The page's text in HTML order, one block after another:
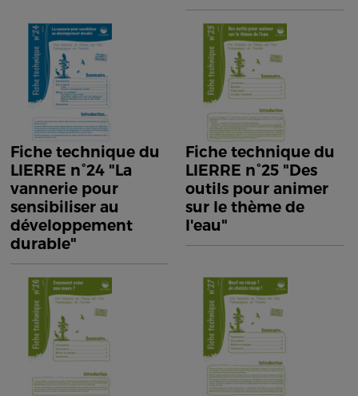
Fiche technique du
LIERRE n°24 "La
vannerie pour
sensibiliser au
développement
durable"
Fiche technique du
LIERRE n°25 "Des
outils pour animer
sur le thème de
l'eau"